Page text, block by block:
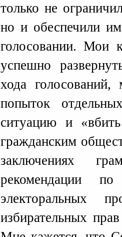
только не
но и обеспечили
голосовании. Мои
успешно
хода
попыток
ситуацию и
гражданским
заключениях
рекомендации
электоральных
избирательных